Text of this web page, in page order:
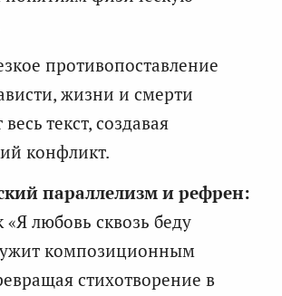
противопоставление
жизни и смерти
текст, создавая
конфликт.
параллелизм и рефрен:
«Я любовь сквозь беду
композиционным
стихотворение в